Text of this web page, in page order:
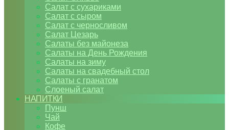
Салат с сухариками
Салат с сыром
Салат с черносливом
Салат Цезарь
Салаты без майонеза
Салаты на День Рождения
Салаты на зиму
Салаты на свадебный стол
Салаты с гранатом
Слоеный салат
НАПИТКИ
Пунш
Чай
Кофе